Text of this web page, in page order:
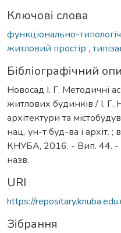
Ключові слова
функціонально-
житловий простір ,
Бібліографічний
Новосад І. Г. Методичні
житлових будинків / І. Г.
архітектури та
нац. ун-т буд-ва і архіт.
КНУБА, 2016. - Вип. 44. -
назв.
URI
https://
Зібрання